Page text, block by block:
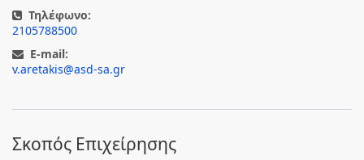
Τηλέφωνο:
2105788500
E-mail:
v.aretakis@asd-sa.gr
Σκοπός Επιχείρησης